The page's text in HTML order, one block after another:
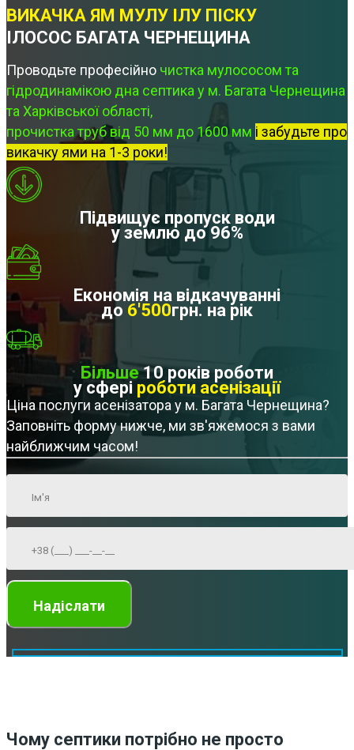
ВИКАЧКА ЯМ МУЛУ ІЛУ ПІСКУ
ІЛОСОС БАГАТА ЧЕРНЕЩИНА
Проводьте професійно чистка мулососом та
гідродинамікою дна септика у м. Багата Чернещина
та Харківської області,
прочистка труб від 50 мм до 1600 мм і забудьте про
викачку ями на 1-3 роки!
Підвищує пропуск води
у землю до 96%
Економія на відкачуванні
до 6'500грн. на рік
Більше10 років роботи
у сфері роботи асенізації
Ціна послуги асенізатора у м. Багата Чернещина?
Заповніть форму нижче, ми зв'яжемося з вами
найближчим часом!
Чому септики потрібно не просто